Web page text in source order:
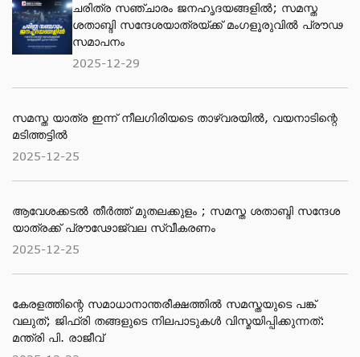
ചരിത്ര സഞ്ചാരം ജനഹൃദയങ്ങളിൽ; സമസ്ത
ശതാബ്ദി സന്ദേശയാത്രയ്ക്ക് മംഗളൂരുവിൽ പ്രൗഢ
സമാപനം
2025-12-29
സമസ്ത യാത്ര ഇന്ന് നീലഗിരിയടെ താഴ്‌വരയിൽ, വയനാടിന്റെ
മടിത്തട്ടിൽ
2025-12-25
ആവേശക്കടൽ തീർത്ത് മുതലക്കുളം ; സമസ്ത ശതാബ്ദി സന്ദേശ
യാത്രക്ക് പ്രൗഢോജ്വല സ്വീകരണം
2025-12-25
കേരളത്തിന്റെ സമാധാനാന്തരീക്ഷത്തിൽ സമസ്തയുടെ പങ്ക്
വലുത്; ജിഫ്‌രി തങ്ങളുടെ നിലപാടുകൾ വിസ്മയിപ്പിക്കുന്നത്:
മന്ത്രി പി. രാജീവ്